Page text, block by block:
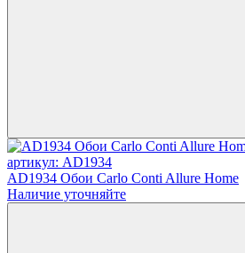
артикул: AD1934
AD1934 Обои Carlo Conti Allure Home
Наличие уточняйте